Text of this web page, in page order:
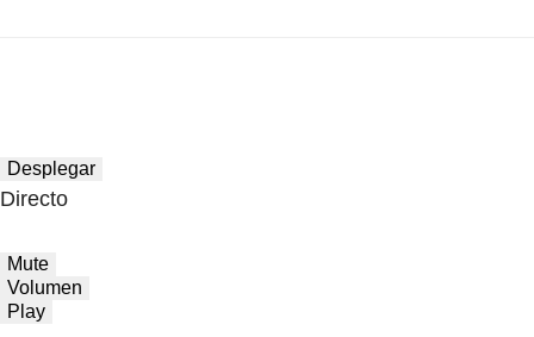
Desplegar
Directo
Mute
Volumen
Play